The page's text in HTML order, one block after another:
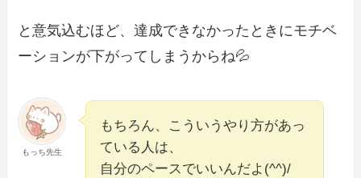
と意気込むほど、達成できなかったときにモチベ
ーションが下がってしまうからね💦
もっち先生
もちろん、こういうやり方があっ
ている人は、
自分のペースでいいんだよ(^^)/